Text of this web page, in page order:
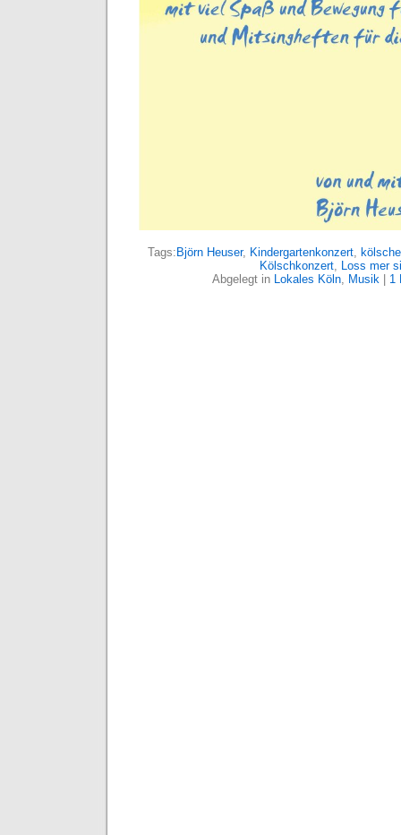
Tags:Björn Heuser, Kindergartenkonzert
Kölschkonzert Loss mer
Abgelegt in Lokales Köln, Musik | 1